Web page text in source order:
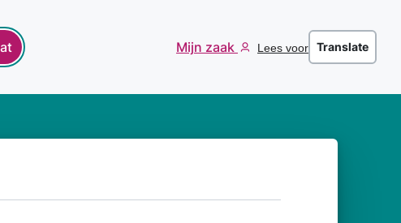
Mijn zaak Lees voor Translate